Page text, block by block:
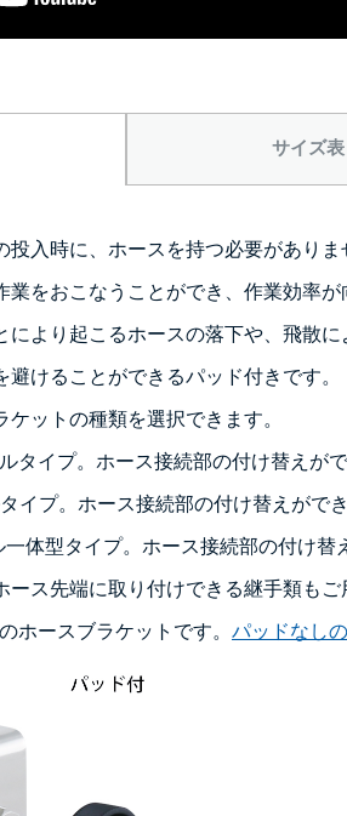
サイズ表
入時に、ホースを持つ必要がありま
をおこなうことができ、作業効率が
より起こるホースの落下や、飛散に
けることができるパッド付きです。
ットの種類を選択できます。
タイプ。ホース接続部の付け替えがで
イプ。ホース接続部の付け替えができ
一体型タイプ。ホース接続部の付け替
ース先端に取り付けできる継手類もご
ホースブラケットです。 パッドなし